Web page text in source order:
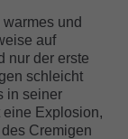
und
auf
nur der erste
schleicht
in seiner
Explosion,
Cremigen